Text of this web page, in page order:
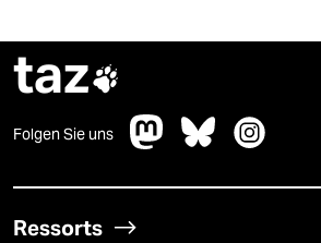
taz
Folgen Sie uns
Ressorts